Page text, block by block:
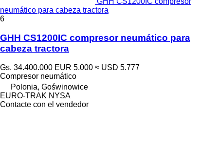
neumático para cabeza tractora
6
GHH CS1200IC compresor neumático para
cabeza tractora
Gs. 34.400.000 EUR 5.000 ≈ USD 5.777
Compresor neumático
Polonia, Goświnowice
EURO-TRAK NYSA
Contacte con el vendedor